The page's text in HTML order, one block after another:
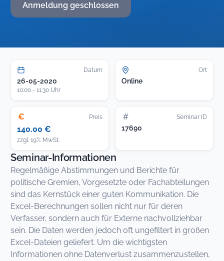
Anmeldung geschlossen
Datum
26-05-2020
10:00 - 11:30 Uhr
Ort
Online
€ Preis
140.00 €
zzgl. 19% MwSt.
# Seminar ID
17690
Seminar-Informationen
Regelmäßige Abstimmungen und Berichte für
politische Gremien, Vorgesetzte oder Fachabteilungen
sind das Kernstück einer guten Kommunikation. Die
Excel-Berechnungen sollen nicht nur für deren
Verfasser, sondern auch für Externe nachvollziehbar
sein. Die Daten werden jedoch oft ungefiltert in großen
Excel-Dateien geliefert. Um die wichtigsten
Informationen ohne Datenverlust zusammenzustellen,